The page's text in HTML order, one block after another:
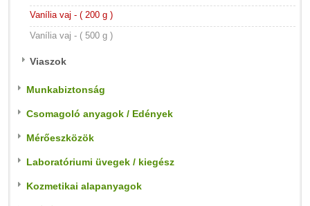
Vanília vaj - ( 200 g )
Vanília vaj - ( 500 g )
Viaszok
Munkabiztonság
Csomagoló anyagok / Edények
Mérőeszközök
Laboratóriumi üvegek / kiegész
Kozmetikai alapanyagok